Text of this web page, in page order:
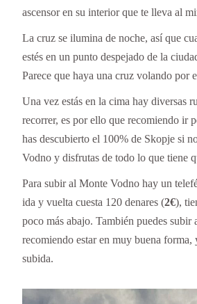
ascensor en su interior que te lleva al
La cruz se ilumina de noche, así que
estés en un punto despejado de la
Parece que haya una cruz volando por
Una vez estás en la cima hay diversas
recorrer, es por ello que recomiendo ir
has descubierto el 100% de Skopje si
Vodno y disfrutas de todo lo que tiene
Para subir al Monte Vodno hay un
ida y vuelta cuesta 120 denares (2€),
poco más abajo. También puedes subir
recomiendo estar en muy buena forma,
subida.